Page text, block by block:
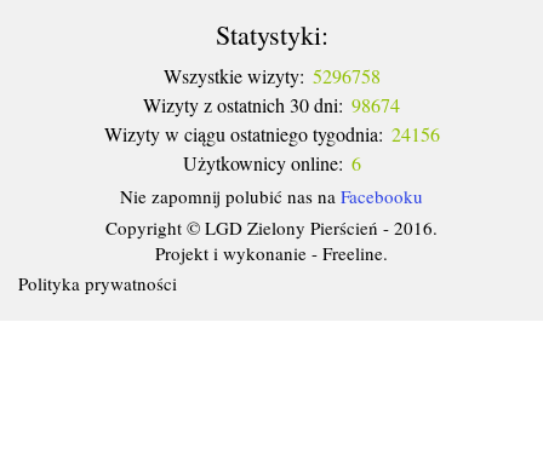
Statystyki:
Wszystkie wizyty: 5296758
Wizyty z ostatnich 30 dni: 98674
Wizyty w ciągu ostatniego tygodnia: 24156
Użytkownicy online: 6
Nie zapomnij polubić nas na Facebooku
Copyright © LGD Zielony Pierścień - 2016.
Projekt i wykonanie - Freeline.
Polityka prywatności